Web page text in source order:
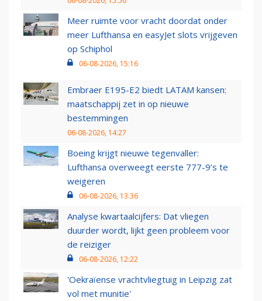
Meer ruimte voor vracht doordat onder
meer Lufthansa en easyJet slots vrijgeven
op Schiphol
06-08-2026, 15:16
Embraer E195-E2 biedt LATAM kansen:
maatschappij zet in op nieuwe
bestemmingen
06-08-2026, 14:27
Boeing krijgt nieuwe tegenvaller:
Lufthansa overweegt eerste 777-9’s te
weigeren
06-08-2026, 13:36
Analyse kwartaalcijfers: Dat vliegen
duurder wordt, lijkt geen probleem voor
de reiziger
06-08-2026, 12:22
'Oekraïense vrachtvliegtuig in Leipzig zat
vol met munitie'